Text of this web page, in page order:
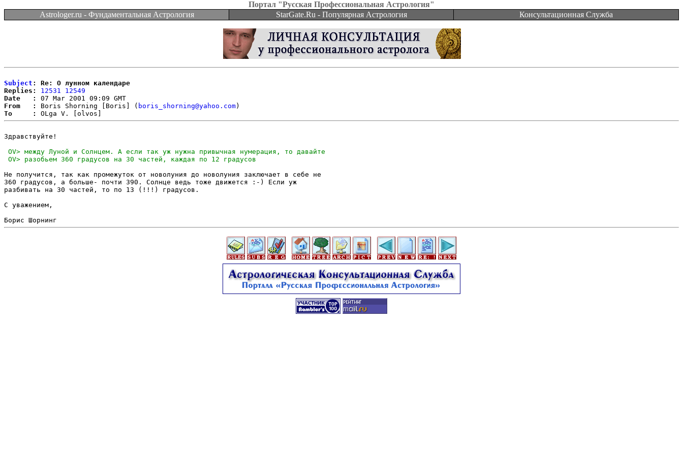
Портал "Русская Профессиональная Астрология"
Astrologer.ru - Фундаментальная Астрология
StarGate.Ru - Популярная Астрология Консультационная Служба
Subject : Re: О лунном календаре
Replies:
12531
12549
Date   :
From   :
Boris Shorning [Boris] ( boris_shorning@yahoo.com
To     :
Здравствуйте!
Не получится, так как промежуток от новолуния до новолуния заключает в себе не
360 градусов, а больше- почти 390. Солнце ведь тоже движется :-) Если уж
разбивать на 30 частей, то по 13 (!!!) градусов.
С уважением,